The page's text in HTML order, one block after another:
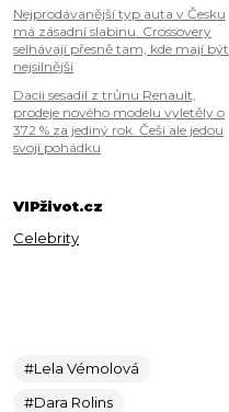
Nejprodávanější typ auta v Česku
má zásadní slabinu. Crossovery
selhávají přesně tam, kde mají být
nejsilnější
Dacii sesadil z trůnu Renault,
prodeje nového modelu vyletěly o
372 % za jediný rok. Češi ale jedou
svojí pohádku
VIPživot.cz
Celebrity
#Lela Vémolová
#Dara Rolins